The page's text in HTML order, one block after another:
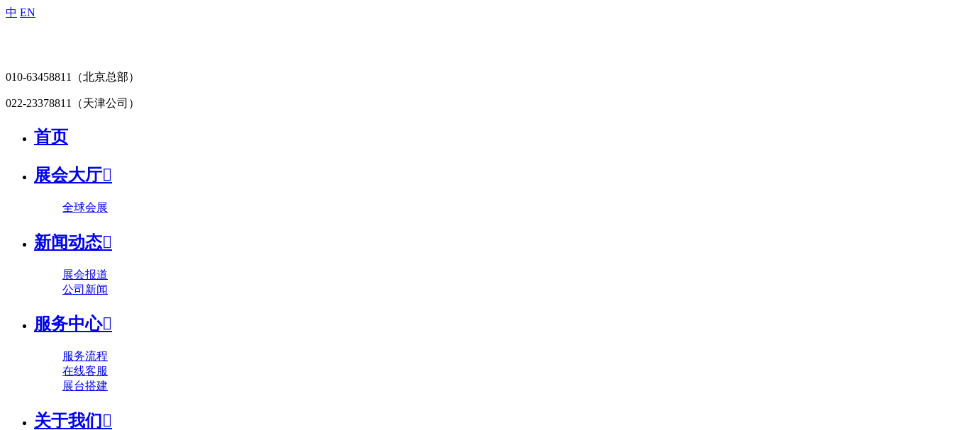
中 EN
010-63458811 （北京总部）
022-23378811 （天津公司）
首页
展会大厅
全球会展
新闻动态
展会报道
公司新闻
服务中心
服务流程
在线客服
展台搭建
关于我们 